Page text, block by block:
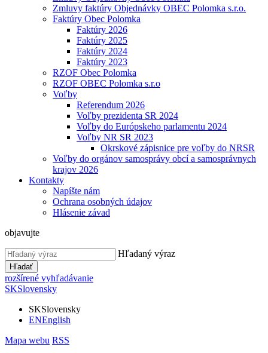
Zmluvy faktúry Objednávky OBEC Polomka s.r.o.
Faktúry Obec Polomka
Faktúry 2026
Faktúry 2025
Faktúry 2024
Faktúry 2023
RZOF Obec Polomka
RZOF OBEC Polomka s.r.o
Voľby
Referendum 2026
Voľby prezidenta SR 2024
Voľby do Európskeho parlamentu 2024
Voľby NR SR 2023
Okrskové zápisnice pre voľby do NRSR
Voľby do orgánov samosprávy obcí a samosprávnych
krajov 2026
Kontakty
Napíšte nám
Ochrana osobných údajov
Hlásenie závad
objavujte
Hľadaný výraz
Hľadať
rozšírené vyhľadávanie
SKSlovensky
SKSlovensky
ENEnglish
Mapa webu RSS